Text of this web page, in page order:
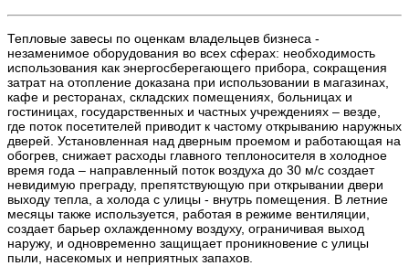
Тепловые завесы по оценкам владельцев бизнеса -
незаменимое оборудования во всех сферах: необходимость
использования как энергосберегающего прибора, сокращения
затрат на отопление доказана при использовании в магазинах,
кафе и ресторанах, складских помещениях, больницах и
гостиницах, государственных и частных учреждениях – везде,
где поток посетителей приводит к частому открыванию наружных
дверей. Установленная над дверным проемом и работающая на
обогрев, снижает расходы главного теплоносителя в холодное
время года – направленный поток воздуха до 30 м/с создает
невидимую преграду, препятствующую при открывании двери
выходу тепла, а холода с улицы - внутрь помещения. В летние
месяцы также используется, работая в режиме вентиляции,
создает барьер охлажденному воздуху, ограничивая выход
наружу, и одновременно защищает проникновение с улицы
пыли, насекомых и неприятных запахов.